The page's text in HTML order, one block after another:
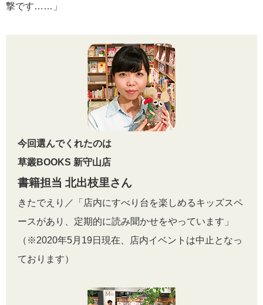
撃です……」
今回選んでくれたのは
草叢BOOKS 新守山店
書籍担当 北出枝里さん
きたでえり／「店内にすべり台を楽しめるキッズスペ
ースがあり、定期的に読み聞かせをやっています」
（※2020年5月19日現在、店内イベントは中止となっ
ております）